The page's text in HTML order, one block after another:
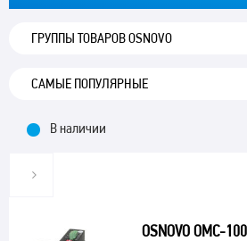
ГРУППЫ ТОВАРОВ OSNOVO
В наличии
OSNOVO OMC-